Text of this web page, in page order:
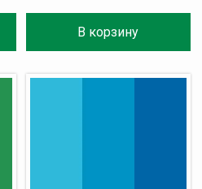
В корзину